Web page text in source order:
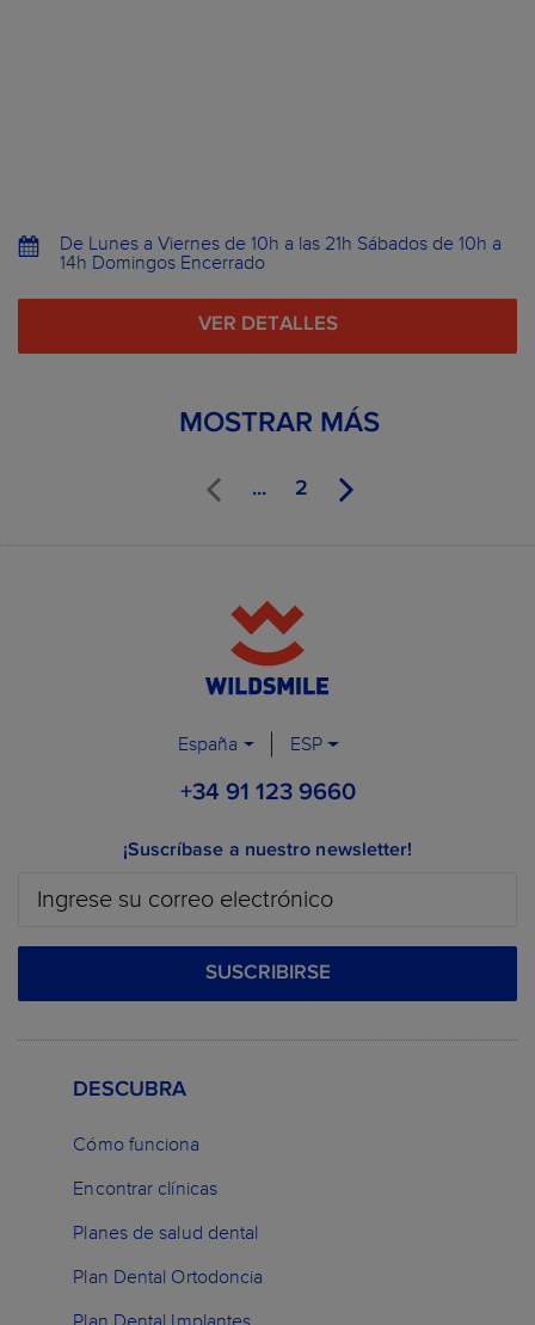
De Lunes a Viernes de 10h a las 21h Sábados de 10h a
14h Domingos Encerrado
VER DETALLES
MOSTRAR MÁS
... 2
España ESP
+34 91 123 9660
¡Suscríbase a nuestro newsletter!
SUSCRIBIRSE
DESCUBRA
Cómo funciona
Encontrar clínicas
Planes de salud dental
Plan Dental Ortodoncia